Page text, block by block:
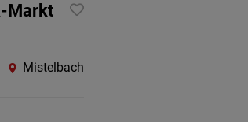
Markt
Mistelbach